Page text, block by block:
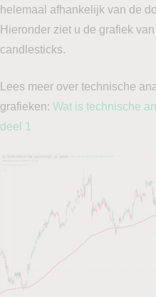
helemaal afhankelijk van de
Hieronder ziet u de grafiek
candlesticks.
Lees meer over technische
grafieken: Wat is technische
deel 1